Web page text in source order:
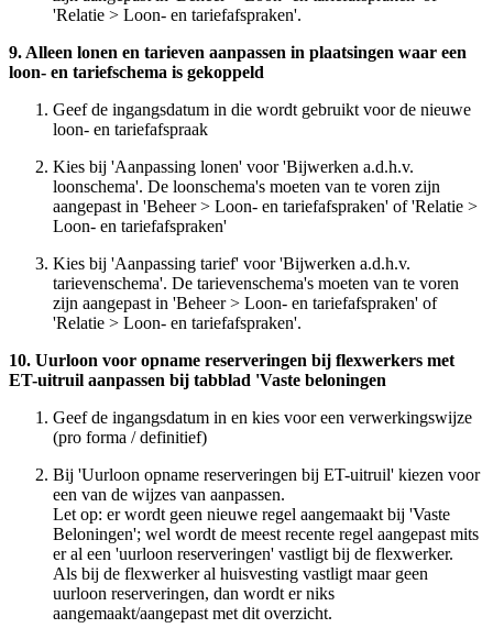
'Relatie > Loon- en tariefafspraken'.
9. Alleen lonen en tarieven aanpassen in plaatsingen waar een
loon- en tariefschema is gekoppeld
Geef de ingangsdatum in die wordt gebruikt voor de nieuwe
loon- en tariefafspraak
Kies bij 'Aanpassing lonen' voor 'Bijwerken a.d.h.v.
loonschema'. De loonschema's moeten van te voren zijn
aangepast in 'Beheer > Loon- en tariefafspraken' of 'Relatie >
Loon- en tariefafspraken'
Kies bij 'Aanpassing tarief' voor 'Bijwerken a.d.h.v.
tarievenschema'. De tarievenschema's moeten van te voren
zijn aangepast in 'Beheer > Loon- en tariefafspraken' of
'Relatie > Loon- en tariefafspraken'.
10. Uurloon voor opname reserveringen bij flexwerkers met
ET-uitruil aanpassen bij tabblad 'Vaste beloningen
Geef de ingangsdatum in en kies voor een verwerkingswijze
(pro forma / definitief)
Bij 'Uurloon opname reserveringen bij ET-uitruil' kiezen voor
een van de wijzes van aanpassen.
Let op: er wordt geen nieuwe regel aangemaakt bij 'Vaste
Beloningen'; wel wordt de meest recente regel aangepast mits
er al een 'uurloon reserveringen' vastligt bij de flexwerker.
Als bij de flexwerker al huisvesting vastligt maar geen
uurloon reserveringen, dan wordt er niks
aangemaakt/aangepast met dit overzicht.